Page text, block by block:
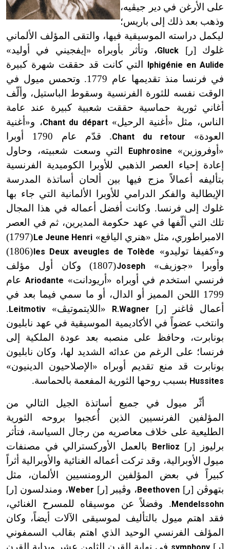
على الأرغن في دير جيڤيه،
وذهب بعد ذلك إلى باريس؛
ليكمل دراسته الموسيقية فيها، والتقى المؤلف الألماني
غلوك [ر] Gluck، وتأثر بأوبراه «إيفجيني في أوليد»
Iphigénie en Aulide
التي كانت قد حققت شهرة كبيرة
في فرنسا منذ تقديمها عام 1779. وتحمس ميول في
الوقت نفسه للثورة الفرنسية وسقوط الباستيل، وألّف
أغاني ثورية حماسية حققت شعبية كبيرة عند عامة
الناس، مثل «أغنية الرحيل»Chant du départ، و«أغنية
العودة»
Chant du retour
. قدّم عام 1790 أوبرا
«أوفروزين»
Euphrosine
التي وسعت شعبيته، وحاول
إعادة إحياء العصر الذهبي للأوبرا الكوميدية الفرنسية
بتأليفه أعمالاً مزج فيها بين ألحان أساتذة المدرسة
الإيطالية والفكر الدرامي للأوبرا الألمانية التي جاء بها
غلوك إلى فرنسا. وكانت أفضل أعماله في هذا المجال
تلك التي ألّفها في عهد حكومة المديرين، ثم في العصر
الامبراطوري، مثل «هنري اليافع» Le Jeune Henri
(1797)
و«كفيفا توليدو»
les Deux aveugles de Tolède
(1806)
وأوبرا «جوزيف» Joseph
(1807) وكان أول مؤلف
فرنسي استخدم في أوبراه «أريودانت» Ariodante عام
1799 اللحن المميز أو الدال، أو ما سمي فيما بعد في
أعمال ڤاغنر [ر]
R.Wagner «اللايتموتيڤ» Leitmotiv
.
وانتخب عضواً في الأكاديمية الموسيقية في عهد نابليون
بونابرت، وحافظ على منصبه بعد عودة الملكية إلى
فرنسا؛ على الرغم من عدائه الشديد لها، وكان نابليون
بونابرت قد منع تقديم أوبراه «الإصلاحيون الدينيون»
Hussites بسبب روحها الثورية المفعمة بالحماسة.
أثّر ميول في جميع أساتذة الجيل التالي من
المؤلفين الفرنسيين الذين أُعجبوا بروحه الثورية
الطليعية على خلاف معاصريه من رجال السياسة، فتأثر
برليوز [ر] Berlioz
بالعمل الأوركسترالي في مصنفات
ميول الأوبرالية، وقد تركت أعماله الغنائية والأوبرالية أثراً
كبيراً في بعض المؤلفين الرومنسيين الألمان، مثل
بتهوڤن [ر] Beethoven ، وڤيبر [ر] Weber، ومندلسون [ر]
Mendelssohn . وفضلاً عن موسيقاه للمسرح الغنائي،
فقد اهتم ميول بالتأليف لموسيقى الآلات أيضاً، وكان
المؤلف الفرنسي الوحيد الذي اهتم بقالب السمفوني
[ر]
في نهاية القرن الثامن عشر وبداية القرن